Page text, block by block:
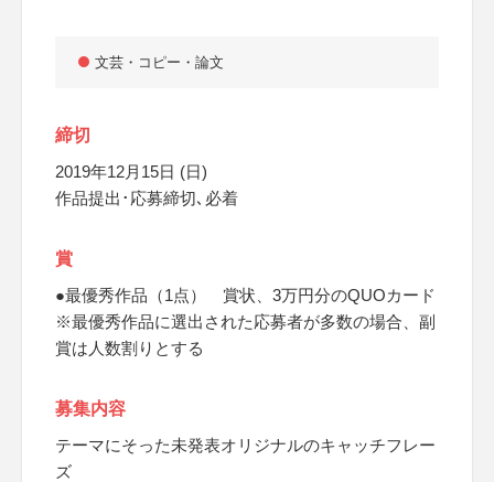
文芸・コピー・論文
締切
2019年12月15日 (日)
作品提出･応募締切､必着
賞
●最優秀作品（1点） 賞状、3万円分のQUOカード
※最優秀作品に選出された応募者が多数の場合、副
賞は人数割りとする
募集内容
テーマにそった未発表オリジナルのキャッチフレー
ズ